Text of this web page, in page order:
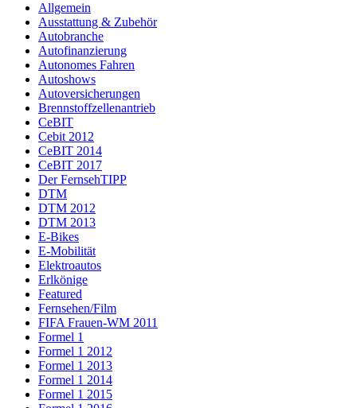
Allgemein
Ausstattung & Zubehör
Autobranche
Autofinanzierung
Autonomes Fahren
Autoshows
Autoversicherungen
Brennstoffzellenantrieb
CeBIT
Cebit 2012
CeBIT 2014
CeBIT 2017
Der FernsehTIPP
DTM
DTM 2012
DTM 2013
E-Bikes
E-Mobilität
Elektroautos
Erlkönige
Featured
Fernsehen/Film
FIFA Frauen-WM 2011
Formel 1
Formel 1 2012
Formel 1 2013
Formel 1 2014
Formel 1 2015